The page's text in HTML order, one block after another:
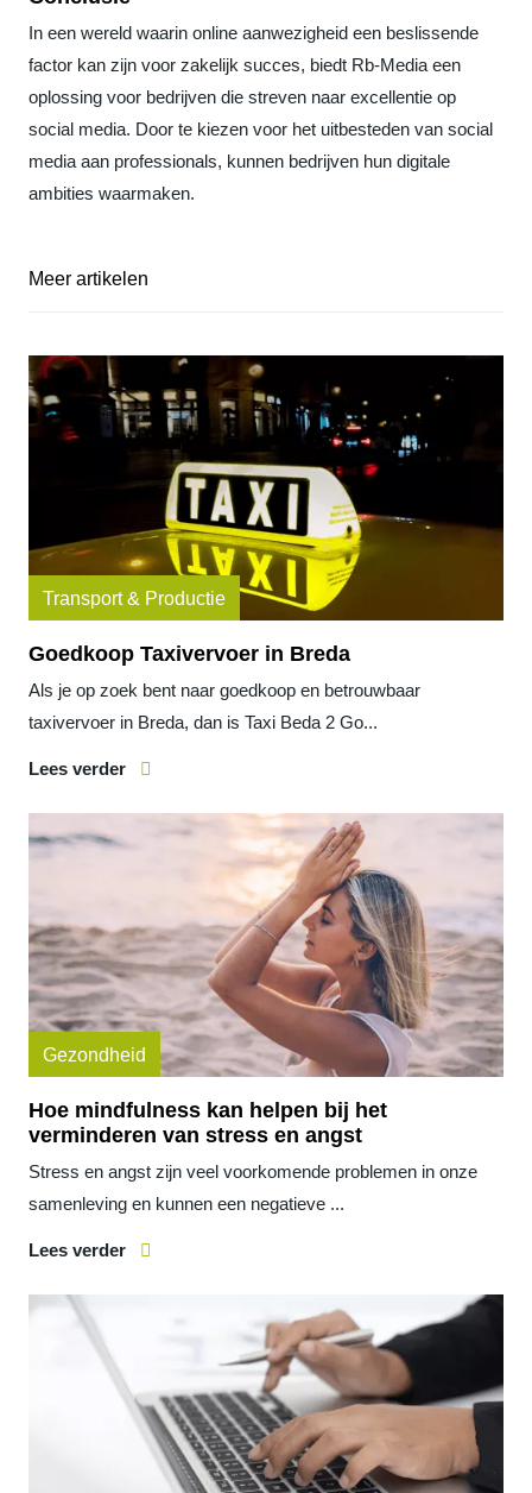
In een wereld waarin online aanwezigheid een beslissende
factor kan zijn voor zakelijk succes, biedt Rb-Media een
oplossing voor bedrijven die streven naar excellentie op
social media. Door te kiezen voor het uitbesteden van social
media aan professionals, kunnen bedrijven hun digitale
ambities waarmaken.
Meer artikelen
Transport & Productie
Goedkoop Taxivervoer in Breda
Als je op zoek bent naar goedkoop en betrouwbaar
taxivervoer in Breda, dan is Taxi Beda 2 Go...
Lees verder
Gezondheid
Hoe mindfulness kan helpen bij het
verminderen van stress en angst
Stress en angst zijn veel voorkomende problemen in onze
samenleving en kunnen een negatieve ...
Lees verder